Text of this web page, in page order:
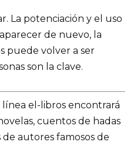
La potenciación y el uso
de nuevo, la
puede volver a ser
son la clave.
el-libros encontrará
cuentos de hadas
autores famosos de